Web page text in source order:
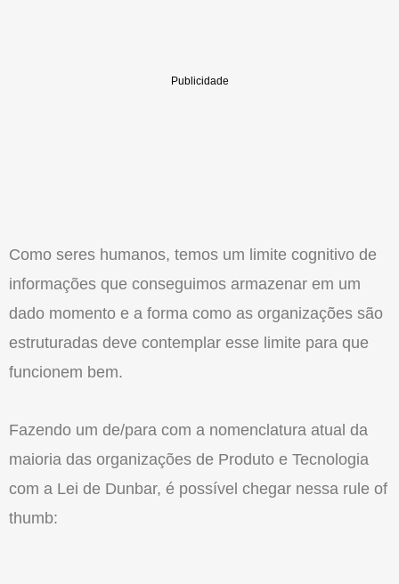
Como seres humanos, temos um limite cognitivo de
informações que conseguimos armazenar em um
dado momento e a forma como as organizações são
estruturadas deve contemplar esse limite para que
funcionem bem.
Fazendo um de/para com a nomenclatura atual da
maioria das organizações de Produto e Tecnologia
com a Lei de Dunbar, é possível chegar nessa rule of
thumb: